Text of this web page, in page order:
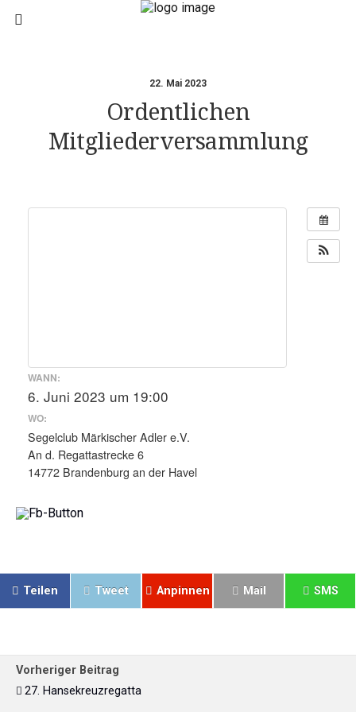
22. Mai 2023
Ordentlichen
Mitgliederversammlung
WANN:
6. Juni 2023 um 19:00
WO:
Segelclub Märkischer Adler e.V.
An d. Regattastrecke 6
14772 Brandenburg an der Havel
Teilen Tweet Anpinnen Mail SMS
Vorheriger Beitrag
27. Hansekreuzregatta